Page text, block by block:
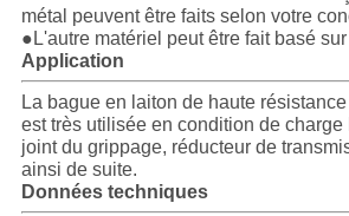
métal peuvent être faits selon votre
●L'autre matériel peut être fait basé
Application
La bague en laiton de haute
est très utilisée en condition de
joint du grippage, réducteur de
ainsi de suite.
Données techniques